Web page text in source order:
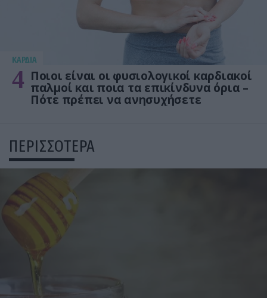
KΑΡΔΙΑ
4 Ποιοι είναι οι φυσιολογικοί καρδιακοί
παλμοί και ποια τα επικίνδυνα όρια –
Πότε πρέπει να ανησυχήσετε
ΠΕΡΙΣΣΟΤΕΡΑ